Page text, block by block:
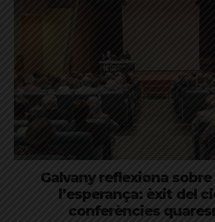
Galvany reflexiona
l’esperança: èxit del
conferències